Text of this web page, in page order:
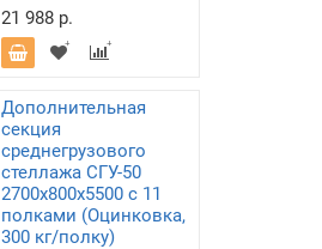
21 988 р.
Дополнительная
секция
среднегрузового
стеллажа СГУ-50
2700х800х5500 с 11
полками (Оцинковка,
300 кг/полку)